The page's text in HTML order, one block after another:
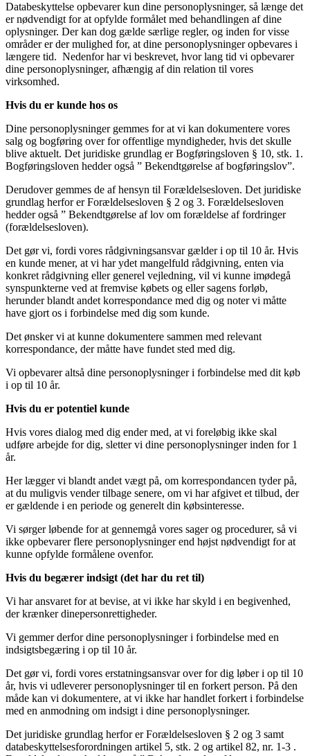
Databeskyttelse opbevarer kun dine personoplysninger, så længe det
er nødvendigt for at opfylde formålet med behandlingen af dine
oplysninger. Der kan dog gælde særlige regler, og inden for visse
områder er der mulighed for, at dine personoplysninger opbevares i
længere tid. Nedenfor har vi beskrevet, hvor lang tid vi opbevarer
dine personoplysninger, afhængig af din relation til vores
virksomhed.
Hvis du er kunde hos os
Dine personoplysninger gemmes for at vi kan dokumentere vores
salg og bogføring over for offentlige myndigheder, hvis det skulle
blive aktuelt. Det juridiske grundlag er Bogføringsloven § 10, stk. 1.
Bogføringsloven hedder også ” Bekendtgørelse af bogføringslov”.
Derudover gemmes de af hensyn til Forældelsesloven. Det juridiske
grundlag herfor er Forældelsesloven § 2 og 3. Forældelsesloven
hedder også ” Bekendtgørelse af lov om forældelse af fordringer
(forældelsesloven).
Det gør vi, fordi vores rådgivningsansvar gælder i op til 10 år. Hvis
en kunde mener, at vi har ydet mangelfuld rådgivning, enten via
konkret rådgivning eller generel vejledning, vil vi kunne imødegå
synspunkterne ved at fremvise købets og eller sagens forløb,
herunder blandt andet korrespondance med dig og noter vi måtte
have gjort os i forbindelse med dig som kunde.
Det ønsker vi at kunne dokumentere sammen med relevant
korrespondance, der måtte have fundet sted med dig.
Vi opbevarer altså dine personoplysninger i forbindelse med dit køb
i op til 10 år.
Hvis du er potentiel kunde
Hvis vores dialog med dig ender med, at vi foreløbig ikke skal
udføre arbejde for dig, sletter vi dine personoplysninger inden for 1
år.
Her lægger vi blandt andet vægt på, om korrespondancen tyder på,
at du muligvis vender tilbage senere, om vi har afgivet et tilbud, der
er gældende i en periode og generelt din købsinteresse.
Vi sørger løbende for at gennemgå vores sager og procedurer, så vi
ikke opbevarer flere personoplysninger end højst nødvendigt for at
kunne opfylde formålene ovenfor.
Hvis du begærer indsigt (det har du ret til)
Vi har ansvaret for at bevise, at vi ikke har skyld i en begivenhed,
der krænker dinepersonrettigheder.
Vi gemmer derfor dine personoplysninger i forbindelse med en
indsigtsbegæring i op til 10 år.
Det gør vi, fordi vores erstatningsansvar over for dig løber i op til 10
år, hvis vi udleverer personoplysninger til en forkert person. På den
måde kan vi dokumentere, at vi ikke har handlet forkert i forbindelse
med en anmodning om indsigt i dine personoplysninger.
Det juridiske grundlag herfor er Forældelsesloven § 2 og 3 samt
databeskyttelsesforordningen artikel 5, stk. 2 og artikel 82, nr. 1-3 .